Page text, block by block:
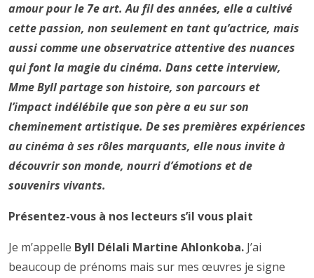
amour pour le 7e art. Au fil des années, elle a cultivé
cette passion, non seulement en tant qu’actrice, mais
aussi comme une observatrice attentive des nuances
qui font la magie du cinéma. Dans cette interview,
Mme Byll partage son histoire, son parcours et
l’impact indélébile que son père a eu sur son
cheminement artistique. De ses premières expériences
au cinéma à ses rôles marquants, elle nous invite à
découvrir son monde, nourri d’émotions et de
souvenirs vivants.
Présentez-vous à nos lecteurs s’il vous plait
Je m’appelle Byll Délali Martine Ahlonkoba. J’ai
beaucoup de prénoms mais sur mes œuvres je signe